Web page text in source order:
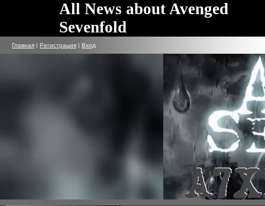
All News about Avenged
Sevenfold
Главная | Регистрация | Вход